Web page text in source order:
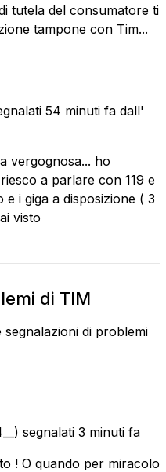
tutela del consumatore ti
tampone con Tim...
54 minuti fa dall'
vergognosa... ho
a parlare con 119 e
i giga a disposizione ( 3
visto
di TIM
di problemi
segnalati 3 minuti fa
! O quando per miracolo